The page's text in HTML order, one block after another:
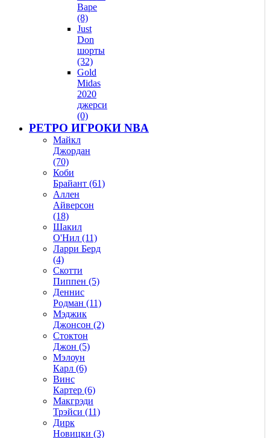
Bape
(8)
Just
Don
шорты
(32)
Gold
Midas
2020
джерси
(0)
РЕТРО ИГРОКИ NBA
Майкл
Джордан
(70)
Коби
Брайант (61)
Аллен
Айверсон
(18)
Шакил
О'Нил (11)
Ларри Берд
(4)
Скотти
Пиппен (5)
Деннис
Родман (11)
Мэджик
Джонсон (2)
Стоктон
Джон (5)
Мэлоун
Карл (6)
Винс
Картер (6)
Макгрэди
Трэйси (11)
Дирк
Новицки (3)